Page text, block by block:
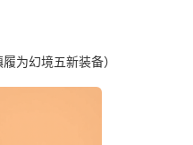
为幻境五新装备）